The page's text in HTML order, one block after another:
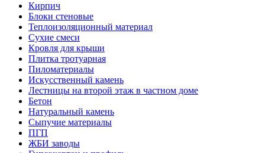
Кирпич
Блоки стеновые
Теплоизоляционный материал
Сухие смеси
Кровля для крыши
Плитка тротуарная
Пиломатериалы
Искусственный камень
Лестницы на второй этаж в частном доме
Бетон
Натуральный камень
Сыпучие материалы
ПГП
ЖБИ заводы